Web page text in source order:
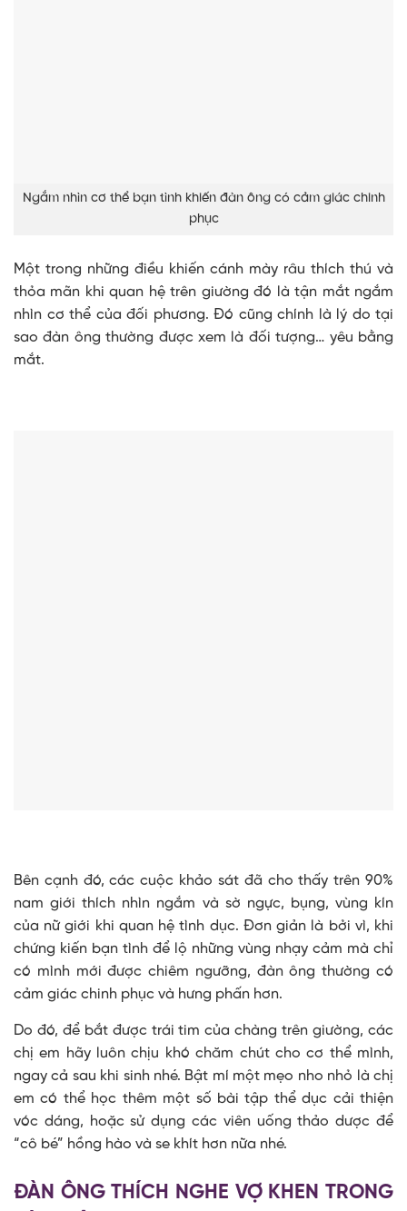
Ngắm nhìn cơ thể bạn tình khiến đàn ông có cảm giác chinh
phục
Một trong những điều khiến cánh mày râu thích thú và
thỏa mãn khi quan hệ trên giường đó là tận mắt ngắm
nhìn cơ thể của đối phương. Đó cũng chính là lý do tại
sao đàn ông thường được xem là đối tượng… yêu bằng
mắt.
Bên cạnh đó, các cuộc khảo sát đã cho thấy trên 90%
nam giới thích nhìn ngắm và sờ ngực, bụng, vùng kín
của nữ giới khi quan hệ tình dục. Đơn giản là bởi vì, khi
chứng kiến bạn tình để lộ những vùng nhạy cảm mà chỉ
có mình mới được chiêm ngưỡng, đàn ông thường có
cảm giác chinh phục và hưng phấn hơn.
Do đó, để bắt được trái tim của chàng trên giường, các
chị em hãy luôn chịu khó chăm chút cho cơ thể mình,
ngay cả sau khi sinh nhé. Bật mí một mẹo nho nhỏ là chị
em có thể học thêm một số bài tập thể dục cải thiện
vóc dáng, hoặc sử dụng các viên uống thảo dược để
“cô bé” hồng hào và se khít hơn nữa nhé.
ĐÀN ÔNG THÍCH NGHE VỢ KHEN TRONG